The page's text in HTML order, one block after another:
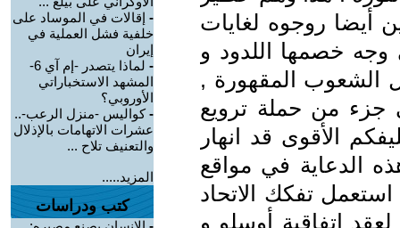
أيضا روجوه لغايات
وجه خصمها اللدود و
الشعوب المقهورة ,
جزء من حملة ترويع
الأقوى قد انهار
الدعاية في مواقع
تفكك الاتحاد
اتفاقية أوسلو و
- إقالات في الموساد على
خلفية فشل العملية في
إيران
-
لماذا يتصدر -إم آي 6-
المشهد الاستخباراتي
الأوروبي؟
-كواليس -منزل الرعب-..
عشرات الاتهامات بالإذلال
والتعنيف تلاح ...
المزيد.....
كتب ودراسات